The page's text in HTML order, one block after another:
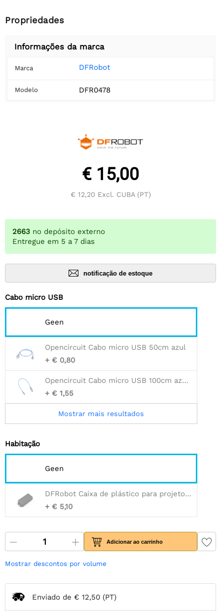
Propriedades
Informações da marca
Marca DFRobot
Modelo DFR0478
€ 15,00
€ 12,20 Excl. CUBA (PT)
2663 no depósito externo
Entregue em 5 a 7 dias
notificação de estoque
Cabo micro USB
Geen
Opencircuit Cabo micro USB 50cm azul
+ € 0,80
Opencircuit Cabo micro USB 100cm azul - 30AWG
+ € 1,55
Mostrar mais resultados
Habitação
Geen
DFRobot Caixa de plástico para projeto de FireBeetle - 3,15 x 1,61 x 0,79 polegadas
+ € 5,10
Adicionar ao carrinho
Mostrar descontos por volume
Enviado de € 12,50 (PT)